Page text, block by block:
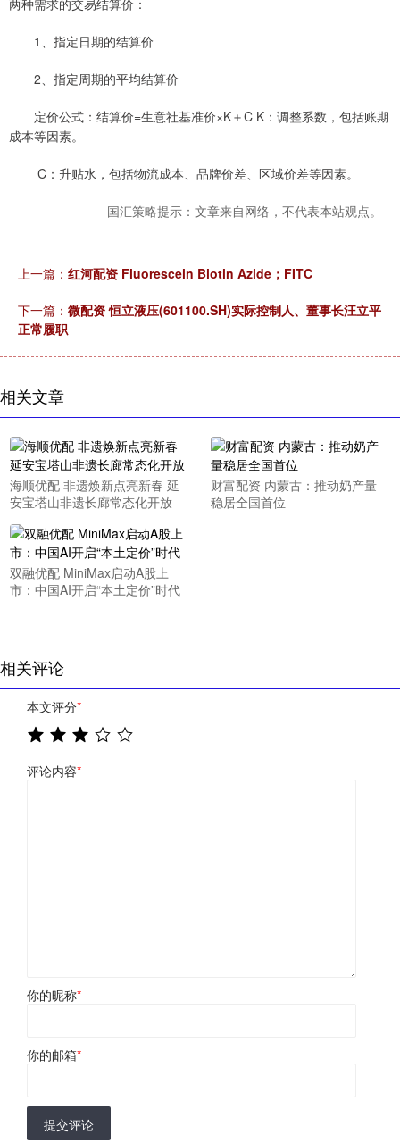
两种需求的交易结算价：
1、指定日期的结算价
2、指定周期的平均结算价
定价公式：结算价=生意社基准价×K＋C K：调整系数，包括账期
成本等因素。
C：升贴水，包括物流成本、品牌价差、区域价差等因素。
国汇策略提示：文章来自网络，不代表本站观点。
上一篇： 红河配资 Fluorescein Biotin Azide；FITC
下一篇： 微配资 恒立液压(601100.SH)实际控制人、董事长汪立平
正常履职
相关文章
海顺优配 非遗焕新点亮新春 延
安宝塔山非遗长廊常态化开放
财富配资 内蒙古：推动奶产量
稳居全国首位
双融优配 MiniMax启动A股上
市：中国AI开启“本土定价”时代
相关评论
本文评分*
评论内容*
你的昵称*
你的邮箱*
提交评论